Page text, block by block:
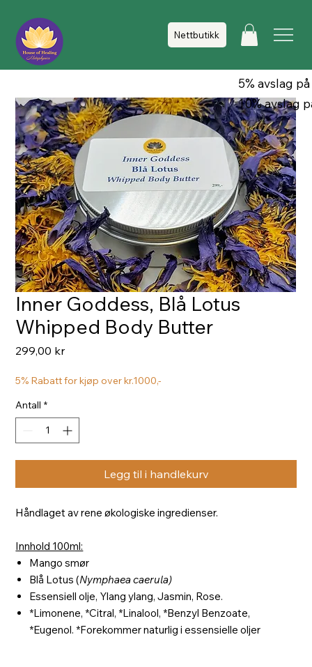
Nettbutikk
Inner Goddess, Blå Lotus
Whipped Body Butter
299,00 krPris
5% Rabatt for kjøp over kr.1000,-
Antall *
Legg til i handlekurv
Håndlaget av rene økologiske ingredienser.
Innhold 100ml:
Mango smør
Blå Lotus (Nymphaea caerula)
Essensiell olje, Ylang ylang, Jasmin, Rose.
*Limonene, *Citral, *Linalool, *Benzyl Benzoate,
*Eugenol. *Forekommer naturlig i essensielle oljer
5% avslag
10% avslag